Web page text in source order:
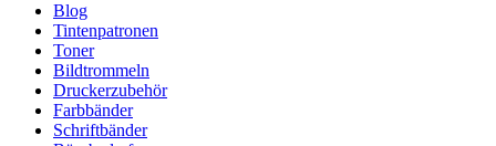
Blog
Tintenpatronen
Toner
Bildtrommeln
Druckerzubehör
Farbbänder
Schriftbänder